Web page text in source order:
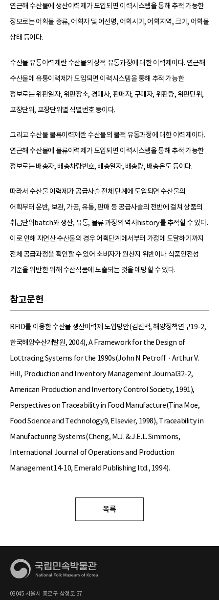
연근해 수산물에 생산이력제가 도입되면 이력시스템을 통해 추적 가능한
정보로는 어획물 종류, 어획자 및 어선명, 어획시기, 어획지역, 크기, 어획물
상태 등이다.
수산물 유통이력제란 수산물의 상적 유통과정에 대한 이력제이다. 연근해
수산물에 유통이력제가 도입되면 이력시스템을 통해 추적 가능한
정보로는 위판일자, 위판장소, 경매사, 판매자, 구매자, 위판량, 위판단위,
포장단위, 포장단위별 식별번호 등이다.
그리고 수산물 물류이력제란 수산물의 물적 유통과정에 대한 이력제이다.
연근해 수산물에 물류이력제가 도입되면 이력시스템을 통해 추적 가능한
정보로는 배송자, 배송차량번호, 배송일자, 배송량, 배송온도 등이다.
따라서 수산물 이력제가 공급사슬 전체 단계에 도입되면 수산물의
어획부터 운반, 보관, 가공, 유통, 판매 등 공급사슬의 전반에 걸쳐 상품의
취급단위batch와 생산, 유통, 물류 과정의 역사history를 추적할 수 있다.
이로 인해 자연산 수산물의 경우 어획단계에서부터 가정에 도달하기까지
전체 공급과정을 확인할 수 있어 소비자가 원산지 위반이나 식품안전성
기준을 위반한 위해 수산식품에 노출되는 것을 예방할 수 있다.
참고문헌
RFID를 이용한 수산물 생산이력제 도입방안(김진백, 해양정책연구19-2,
한국해양수산개발원, 2004), A Framework for the Design of
Lottracing Systems for the 1990s(John N Petroff · Arthur V.
Hill, Production and Inventory Management Journal32-2,
American Production and Invertory Control Society, 1991),
Perspectives on Traceability in Food Manufacture(Tina Moe,
Food Science and Technology9, Elsevier, 1998), Traceability in
Manufacturing Systems(Cheng, M.J. & J.E.L. Simmons,
International Journal of Operations and Production
Management14-10, Emerald Publishing ltd., 1994).
목록
03045 서울시 종로구 삼청로 37